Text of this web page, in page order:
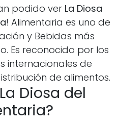
podido ver La Diosa
! Alimentaria es uno de
y Bebidas más
Es reconocido por los
internacionales de
de alimentos.
Diosa del